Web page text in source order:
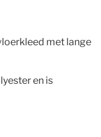
met lange
en is